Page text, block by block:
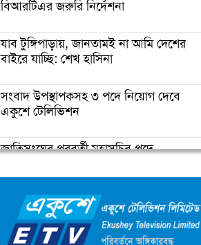
বঙ্গবন্ধুর ভাষণের লোকায়তিক মাত্রা
বঙ্গবন্ধুর খুনিদের ফিরিয়ে এনে রায় কার্যকর
বিআরটিএর জরুরি নির্দেশনা
যাব টুঙ্গিপাড়ায়, জানতামই না আমি দেশের
বাইরে যাচ্ছি: শেখ হাসিনা
সংবাদ উপস্থাপকসহ ৩ পদে নিয়োগ দেবে
একুশে টেলিভিশন
জাতিসংঘের পরবর্তী মহাসচিব পদে
ক্যাম্পাস অ্যাম্বাসেডর নিয়োগ দিচ্ছে একুশে
টেলিভিশন